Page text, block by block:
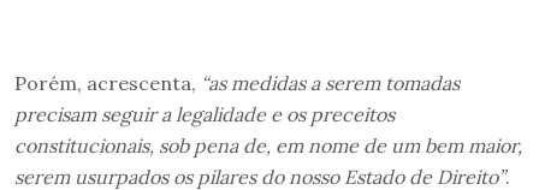
Porém, acrescenta, “as medidas a serem tomadas
precisam seguir a legalidade e os preceitos
constitucionais, sob pena de, em nome de um bem maior,
serem usurpados os pilares do nosso Estado de Direito”.